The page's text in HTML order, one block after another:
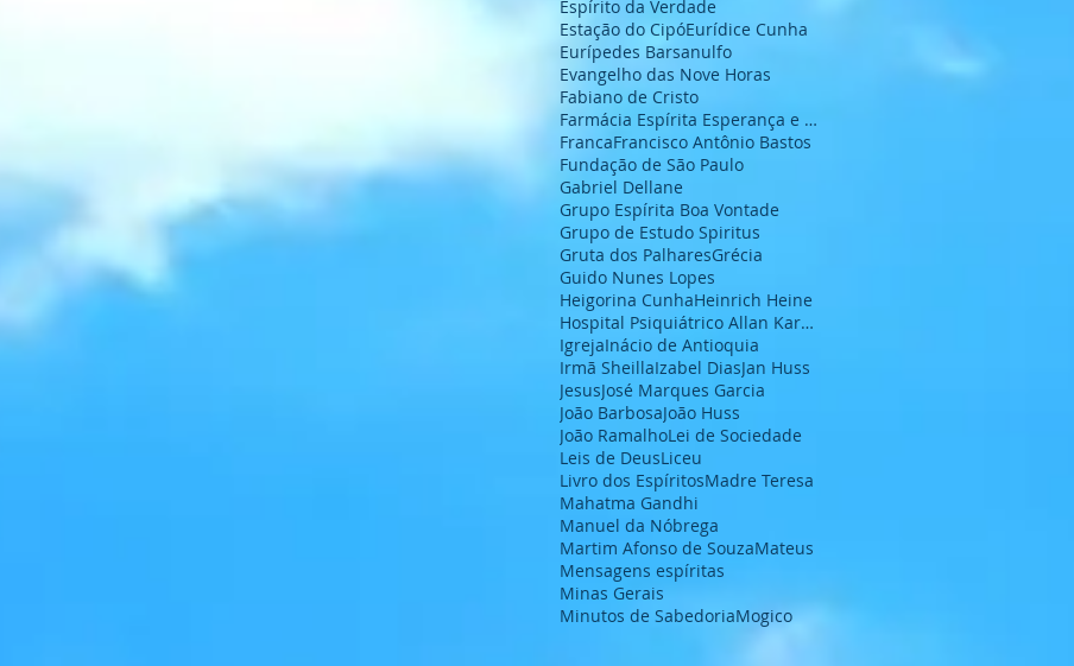
Espírito da Verdade
Estação do CipóEurídice Cunha
Eurípedes Barsanulfo
Evangelho das Nove Horas
Fabiano de Cristo
Farmácia Espírita Esperança e Caridade
FrancaFrancisco Antônio Bastos
Fundação de São Paulo
Gabriel Dellane
Grupo Espírita Boa Vontade
Grupo de Estudo Spiritus
Gruta dos PalharesGrécia
Guido Nunes Lopes
Heigorina CunhaHeinrich Heine
Hospital Psiquiátrico Allan Kardec
IgrejaInácio de Antioquia
Irmã SheillaIzabel DiasJan Huss
JesusJosé Marques Garcia
João BarbosaJoão Huss
João RamalhoLei de Sociedade
Leis de DeusLiceu
Livro dos EspíritosMadre Teresa
Mahatma Gandhi
Manuel da Nóbrega
Martim Afonso de SouzaMateus
Mensagens espíritas
Minas Gerais
Minutos de SabedoriaMogico